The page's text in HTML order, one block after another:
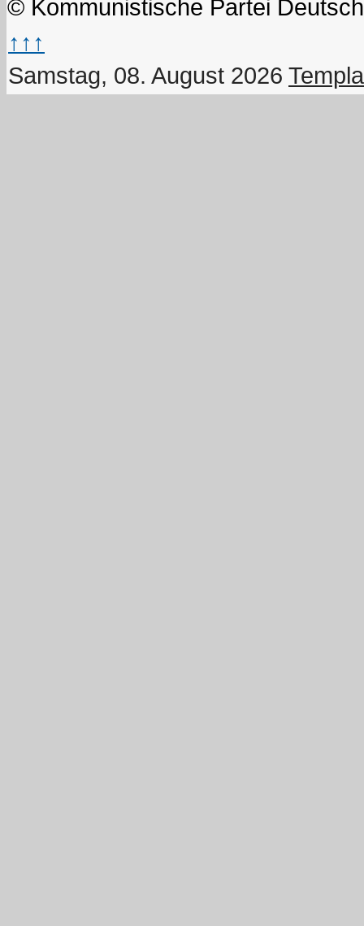
© Kommunistische Partei
↑↑↑
Samstag, 08. August 2026